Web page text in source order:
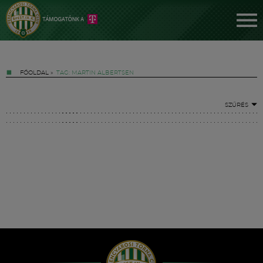
FŐOLDAL » TAG: MARTIN ALBERTSEN
SZŰRÉS
Hírek